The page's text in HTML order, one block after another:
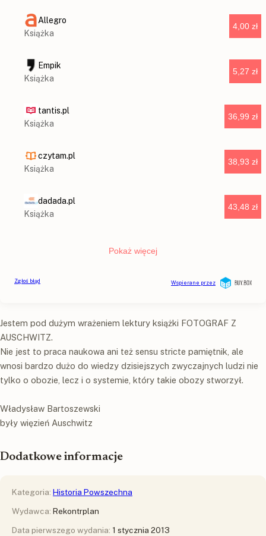
Jestem pod dużym wrażeniem lektury książki FOTOGRAF Z
AUSCHWITZ.
Nie jest to praca naukowa ani też sensu stricte pamiętnik, ale
wnosi bardzo dużo do wiedzy dzisiejszych zwyczajnych ludzi nie
tylko o obozie, lecz i o systemie, który takie obozy stworzył.
Władysław Bartoszewski
były więzień Auschwitz
Dodatkowe informacje
Kategoria: Historia Powszechna
Wydawca: Rekontrplan
Data pierwszego wydania: 1 stycznia 2013